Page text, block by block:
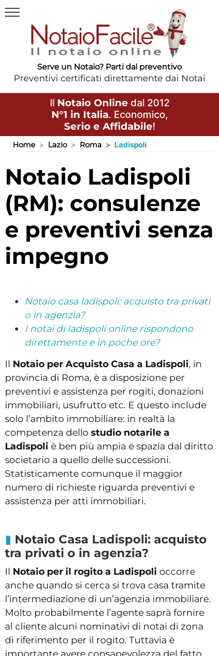
Serve un Notaio? Parti dal preventivo
Preventivi certificati direttamente dai Notai
Il Notaio Online dal 2012
N°1 in Italia. Economico,
Serio e Affidabile!
Home Lazio Roma Ladispoli
Notaio Ladispoli
(RM): consulenze
e preventivi senza
impegno
Notaio casa ladispoli: acquisto tra privati
o in agenzia?
I notai di ladispoli online rispondono
direttamente e in poche ore?
Il Notaio per Acquisto Casa a Ladispoli, in
provincia di Roma, è a disposizione per
preventivi e assistenza per rogiti, donazioni
immobiliari, usufrutto etc. E questo include
solo l’ambito immobiliare: in realtà la
competenza dello studio notarile a
Ladispoli è ben più ampia e spazia dal diritto
societario a quello delle successioni.
Statisticamente comunque il maggior
numero di richieste riguarda preventivi e
assistenza per atti immobiliari.
Notaio Casa Ladispoli: acquisto
tra privati o in agenzia?
Il Notaio per il rogito a Ladispoli occorre
anche quando si cerca si trova casa tramite
l’intermediazione di un’agenzia immobiliare.
Molto probabilmente l’agente saprà fornire
al cliente alcuni nominativi di notai di zona
di riferimento per il rogito. Tuttavia è
importante avere consapevolezza del fatto